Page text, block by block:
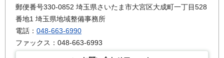
郵便番号330-0852 埼玉県さいたま市大宮区大成町一丁目528
番地1 埼玉県地域整備事務所
電話： 048-663-6990
ファックス：048-663-6993